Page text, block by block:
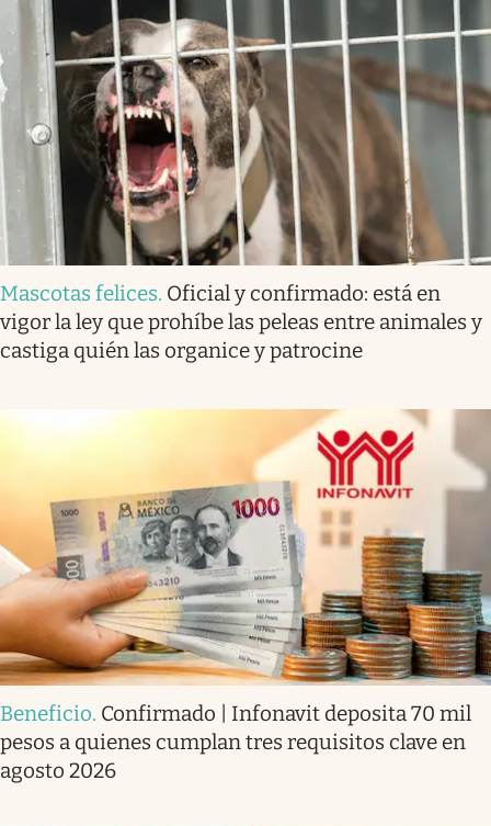
Mascotas felices. Oficial y confirmado: está en
vigor la ley que prohíbe las peleas entre animales y
castiga quién las organice y patrocine
Beneficio. Confirmado | Infonavit deposita 70 mil
pesos a quienes cumplan tres requisitos clave en
agosto 2026